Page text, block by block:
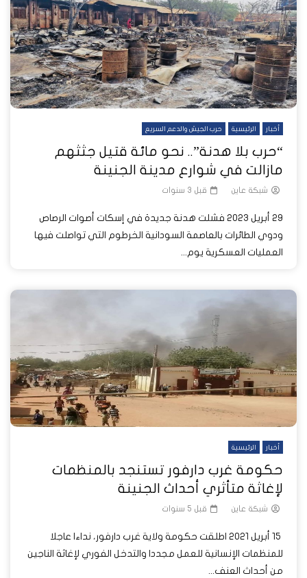
أخبار الرئيسية حرب الجيش والدعم السريع
“حرب بلا هدنة”.. نحو مائة قتيل جثثهم
مازالت في شوارع مدينة الجنينة
شبكة عاين قبل 3 سنوات
29 أبريل 2023 فشلت هدنة جديدة في إسكات أصوات الرصاص
ودوي الطائرات بالعاصمة السودانية الخرطوم التي تواصلت فيها
العمليات العسكرية يوم...
أخبار الرئيسية
حكومة غرب دارفور تستنجد بالمنظمات
لإغاثة متأثري أحداث الجنينة
شبكة عاين قبل 5 سنوات
15 أبريل 2021 اطلقت حكومة ولاية غرب دارفور، نداءا عاجلا
للمنظمات الإنسانية للعمل مجددا والتدخل الفوري لإغاثة الناجين
من أحداث العنف...